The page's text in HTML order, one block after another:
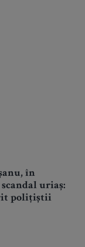
în
uriaș:
polițiștii